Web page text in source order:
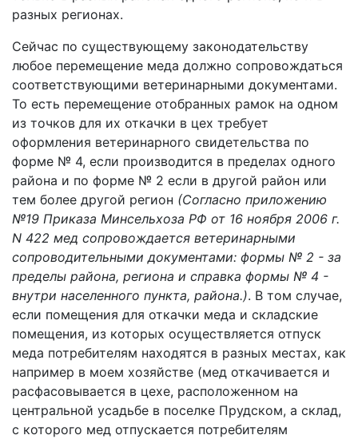
разных регионах.
Сейчас по существующему законодательству
любое перемещение меда должно сопровождаться
соответствующими ветеринарными документами.
То есть перемещение отобранных рамок на одном
из точков для их откачки в цех требует
оформления ветеринарного свидетельства по
форме № 4, если производится в пределах одного
района и по форме № 2 если в другой район или
тем более другой регион (Согласно приложению
№19 Приказа Минсельхоза РФ от 16 ноября 2006 г.
N 422 мед сопровождается ветеринарными
сопроводительными документами: формы № 2 - за
пределы района, региона и справка формы № 4 -
внутри населенного пункта, района.). В том случае,
если помещения для откачки меда и складские
помещения, из которых осуществляется отпуск
меда потребителям находятся в разных местах, как
например в моем хозяйстве (мед откачивается и
расфасовывается в цехе, расположенном на
центральной усадьбе в поселке Прудском, а склад,
с которого мед отпускается потребителям